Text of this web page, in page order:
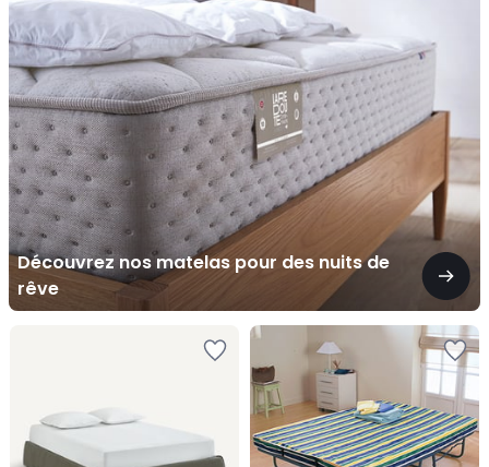
Découvrez nos matelas pour des nuits de
rêve
nos
matelas
pour
des
nuits
de
rêve